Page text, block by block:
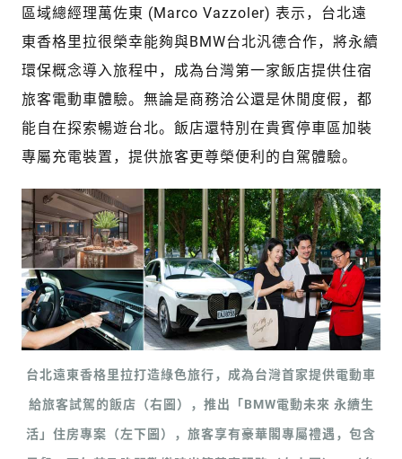
區域總經理萬佐東 (Marco Vazzoler) 表示，台北遠
東香格里拉很榮幸能夠與BMW台北汎德合作，將永續
環保概念導入旅程中，成為台灣第一家飯店提供住宿
旅客電動車體驗。無論是商務洽公還是休閒度假，都
能自在探索暢遊台北。飯店還特別在貴賓停車區加裝
專屬充電裝置，提供旅客更尊榮便利的自駕體驗。
台北遠東香格里拉打造綠色旅行，成為台灣首家提供電動車
給旅客試駕的飯店（右圖），推出「BMW電動未來 永續生
活」住房專案（左下圖），旅客享有豪華閣專屬禮遇，包含